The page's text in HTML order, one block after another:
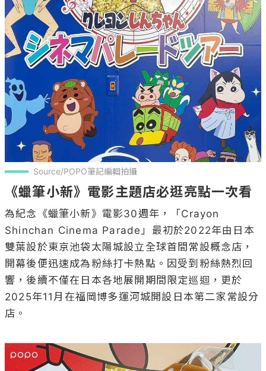
Source/POPO筆記編輯拍攝
《蠟筆小新》電影主題店必逛亮點一次看
為紀念《蠟筆小新》電影30週年，「Crayon
Shinchan Cinema Parade」最初於2022年由日本
雙葉設於東京池袋太陽城設立全球首間常設概念店，
開幕後便迅速成為粉絲打卡熱點。因受到粉絲熱烈回
響，後續不僅在日本各地展開期間限定巡迴，更於
2025年11月在福岡博多運河城開設日本第二家常設分
店。